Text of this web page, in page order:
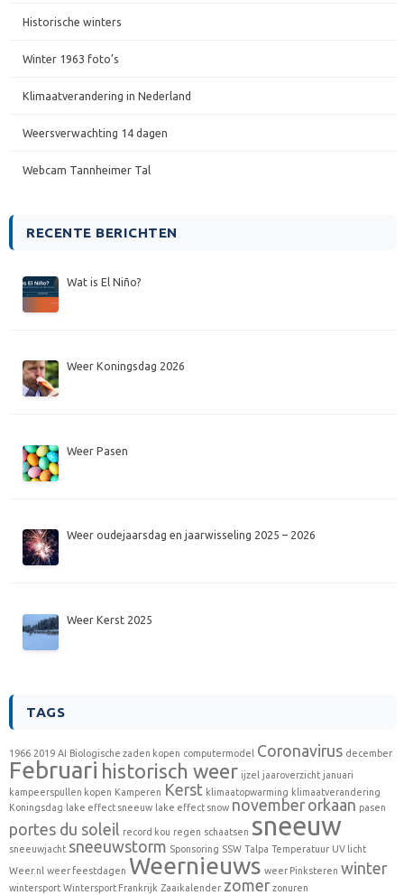
Historische winters
Winter 1963 foto’s
Klimaatverandering in Nederland
Weersverwachting 14 dagen
Webcam Tannheimer Tal
RECENTE BERICHTEN
Wat is El Niño?
Weer Koningsdag 2026
Weer Pasen
Weer oudejaarsdag en jaarwisseling 2025 – 2026
Weer Kerst 2025
TAGS
1966 2019 AI Biologische zaden kopen computermodel Coronavirus december
Februari historisch weer ijzel jaaroverzicht januari
kampeerspullen kopen Kamperen Kerst klimaatopwarming klimaatverandering
Koningsdag lake effect sneeuw lake effect snow november orkaan pasen
portes du soleil record kou regen schaatsen sneeuw
sneeuwjacht sneeuwstorm Sponsoring SSW Talpa Temperatuur UV licht
Weer.nl weer feestdagen Weernieuws weer Pinksteren winter
wintersport Wintersport Frankrijk Zaaikalender zomer zonuren